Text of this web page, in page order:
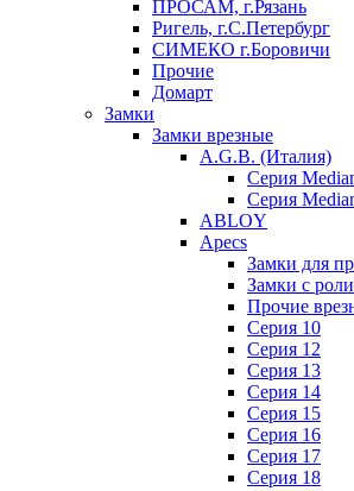
ПРОСАМ, г.Рязань
Ригель, г.С.Петербург
СИМЕКО г.Боровичи
Прочие
Домарт
Замки
Замки врезные
A.G.B. (Италия)
Серия
Серия
ABLOY
Apecs
Замки для
Замки с
Прочие
Серия 10
Серия 12
Серия 13
Серия 14
Серия 15
Серия 16
Серия 17
Серия 18